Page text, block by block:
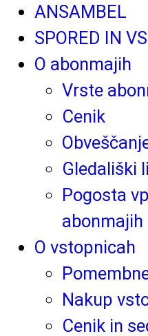
ANSAMBEL
SPORED IN
O abonmajih
Vrste
Cenik
Gledališki
Pogosta
abonmajih
O vstopnicah
Nakup
Cenik in